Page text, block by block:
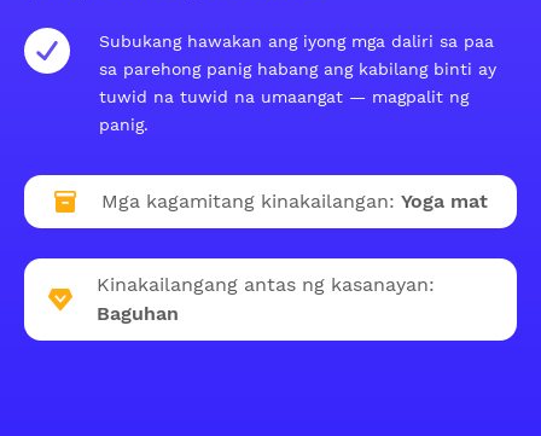
Subukang hawakan ang iyong mga daliri sa paa
sa parehong panig habang ang kabilang binti ay
tuwid na tuwid na umaangat — magpalit ng
panig.
Mga kagamitang kinakailangan: Yoga mat
Kinakailangang antas ng kasanayan:
Baguhan